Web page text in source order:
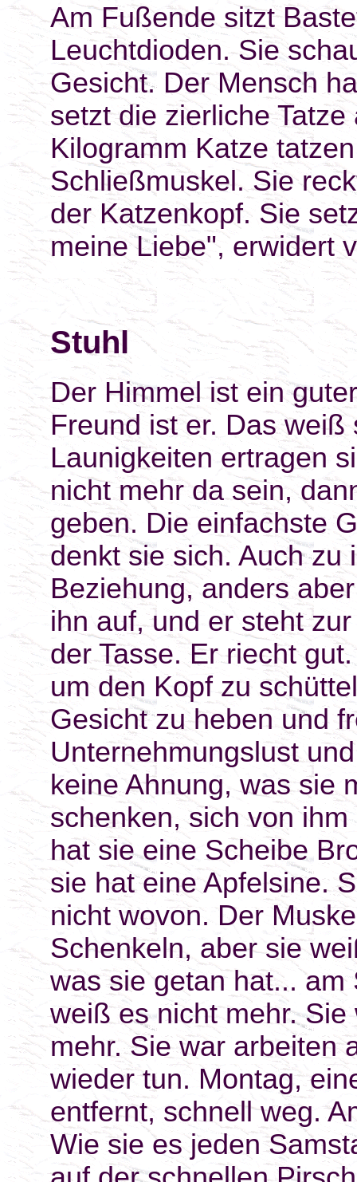
Am Fußende sitzt
Leuchtdioden. Sie
Gesicht. Der Mensch
setzt die zierliche
Kilogramm Katze
Schließmuskel. Sie
der Katzenkopf. Sie
meine Liebe", erwidert
Stuhl
Der Himmel ist ein
Freund ist er. Das
Launigkeiten ertragen
nicht mehr da sein,
geben. Die einfachste
denkt sie sich. Auch zu
Beziehung, anders
ihn auf, und er steht
der Tasse. Er riecht
um den Kopf zu
Gesicht zu heben und
Unternehmungslust
keine Ahnung, was sie
schenken, sich von
hat sie eine Scheibe
sie hat eine Apfelsine.
nicht wovon. Der
Schenkeln, aber sie
was sie getan hat...
weiß es nicht mehr.
mehr. Sie war arbeiten
wieder tun. Montag,
entfernt, schnell weg.
Wie sie es jeden